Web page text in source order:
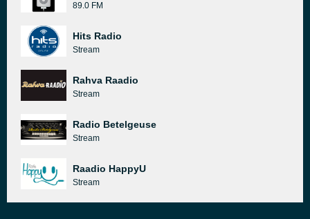
89.0 FM
Hits Radio
Stream
Rahva Raadio
Stream
Radio Betelgeuse
Stream
Raadio HappyU
Stream